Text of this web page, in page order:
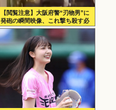
【閲覧注意】大阪府警“刃物男”に
発砲の瞬間映像、これ撃ち殺す必
要あったのか？